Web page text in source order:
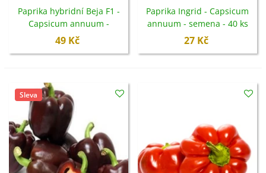
Paprika hybridní Beja F1 -
Capsicum annuum -
semena - 10 ks
49 Kč
Paprika Ingrid - Capsicum
annuum - semena - 40 ks
27 Kč
Sleva